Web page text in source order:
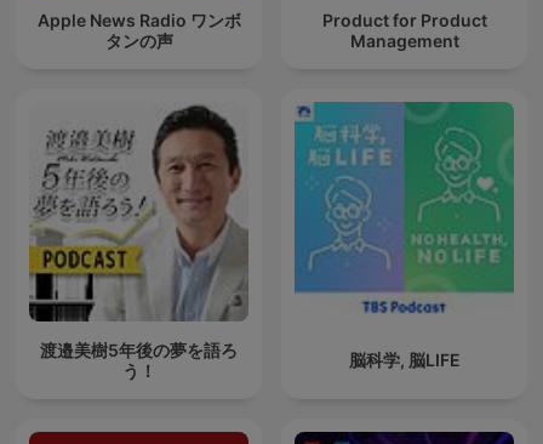
Apple News Radio ワンボ
タンの声
Product for Product
Management
渡邉美樹5年後の夢を語ろ
う！
脳科学, 脳LIFE